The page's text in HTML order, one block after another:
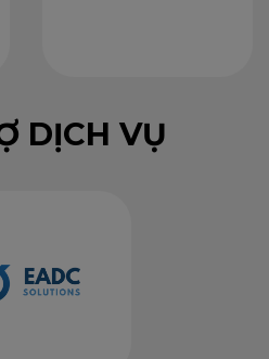
DỊCH VỤ